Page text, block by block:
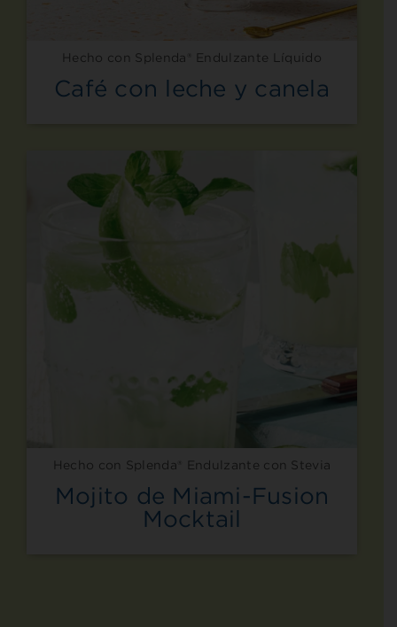
Hecho con Splenda® Endulzante Líquido
Café con leche y canela
Hecho con Splenda® Endulzante con Stevia
Mojito de Miami-Fusion
Mocktail